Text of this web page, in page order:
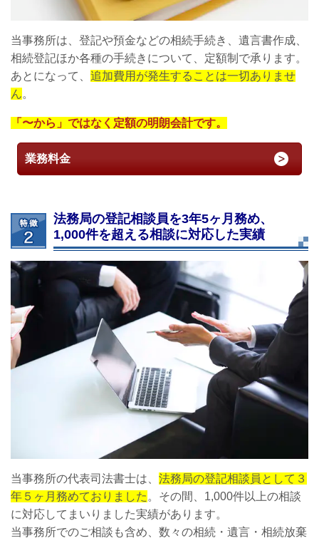
当事務所は、登記や預金などの相続手続き、遺言書作成、
相続登記ほか各種の手続きについて、定額制で承ります。
あとになって、 追加費用が発生することは一切ありませ
ん。
「〜から」ではなく定額の明朗会計です。
業務料金
法務局の登記相談員を3年5ヶ月務め、
1,000件を超える相談に対応した実績
当事務所の代表司法書士は、 法務局の登記相談員として３
年５ヶ月務めておりました。その間、1,000件以上の相談
に対応してまいりました実績があります。
当事務所でのご相談も含め、数々の相続・遺言・相続放棄